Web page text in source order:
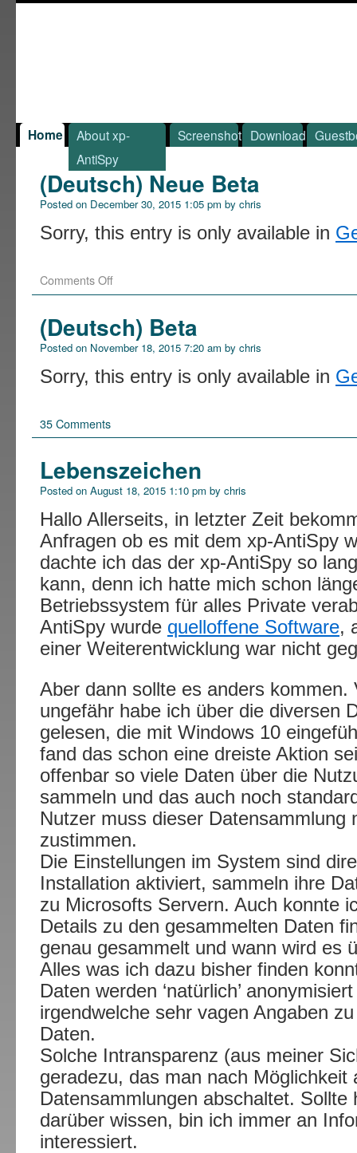
Home
About xp-
AntiSpy
Screenshot Download
(Deutsch) Neue Beta
Posted on December 30, 2015 1:05 pm by chris
Sorry, this entry is only available in
Comments Off
(Deutsch) Beta
Posted on November 18, 2015 7:20 am by chris
Sorry, this entry is only available in
35 Comments
Lebenszeichen
Posted on August 18, 2015 1:10 pm by chris
Hallo Allerseits, in letzter Zeit
Anfragen ob es mit dem xp-AntiSpy
dachte ich das der xp-AntiSpy so
kann, denn ich hatte mich schon
Betriebssystem für alles Private
AntiSpy wurde quelloffene Software,
einer Weiterentwicklung war nicht
Aber dann sollte es anders kommen.
ungefähr habe ich über die diversen
gelesen, die mit Windows 10
fand das schon eine dreiste Aktion
offenbar so viele Daten über die
sammeln und das auch noch
Nutzer muss dieser Datensammlung
zustimmen.
Die Einstellungen im System sind
Installation aktiviert, sammeln ihre
zu Microsofts Servern. Auch konnte
Details zu den gesammelten Daten
genau gesammelt und wann wird es
Alles was ich dazu bisher finden
Daten werden ‘natürlich’
irgendwelche sehr vagen Angaben
Daten.
Solche Intransparenz (aus meiner
geradezu, das man nach Möglichkeit
Datensammlungen abschaltet. Sollte
darüber wissen, bin ich immer an
interessiert.